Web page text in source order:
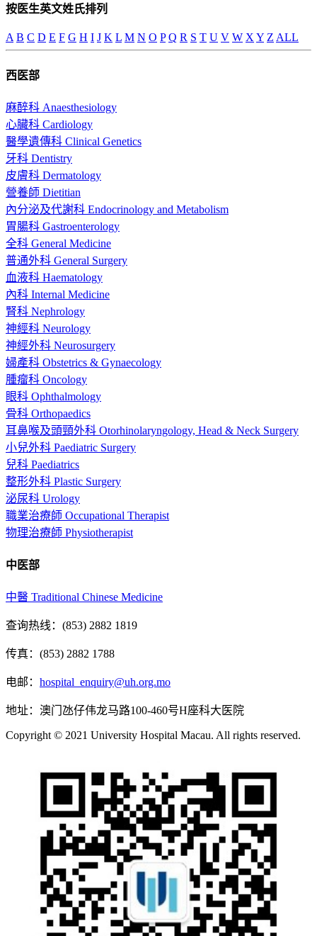
按医生英文姓氏排列
A B C D E F G H I J K L M N O P Q R S T U V W X Y Z ALL
西医部
麻醉科 Anaesthesiology
心臟科 Cardiology
醫學遺傳科 Clinical Genetics
牙科 Dentistry
皮膚科 Dermatology
營養師 Dietitian
內分泌及代謝科 Endocrinology and Metabolism
胃腸科 Gastroenterology
全科 General Medicine
普通外科 General Surgery
血液科 Haematology
內科 Internal Medicine
腎科 Nephrology
神經科 Neurology
神經外科 Neurosurgery
婦產科 Obstetrics & Gynaecology
腫瘤科 Oncology
眼科 Ophthalmology
骨科 Orthopaedics
耳鼻喉及頭頸外科 Otorhinolaryngology, Head & Neck Surgery
小兒外科 Paediatric Surgery
兒科 Paediatrics
整形外科 Plastic Surgery
泌尿科 Urology
職業治療師 Occupational Therapist
物理治療師 Physiotherapist
中医部
中醫 Traditional Chinese Medicine
查询热线：(853) 2882 1819
传真：(853) 2882 1788
电邮： hospital_enquiry@uh.org.mo
地址：澳门氹仔伟龙马路100-460号H座科大医院
Copyright © 2021 University Hospital Macau. All rights reserved.